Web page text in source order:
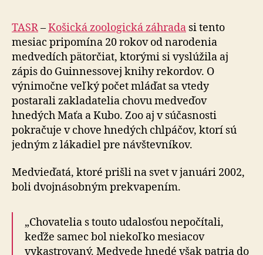
januári
2002,
TASR–Košická zoologická záhrada si tento
mesiac pripomína 20 rokov od narodenia
medvedích pätorčiat, ktorými si vyslúžila aj
zápis do Guinnessovej knihy rekordov. O
výnimočne veľký počet mláďat sa vtedy
postarali zakladatelia chovu medveďov
hnedých Maťa a Kubo. Zoo aj v súčasnosti
pokračuje v chove hnedých chlpáčov, ktorí sú
jedným z lákadiel pre návštevníkov.
Medvieďatá, ktoré prišli na svet v januári 2002,
boli dvojnásobným prekvapením.
„Chovatelia s touto udalosťou nepočítali,
keďže samec bol niekoľko mesiacov
vykastrovaný. Medvede hnedé však patria do